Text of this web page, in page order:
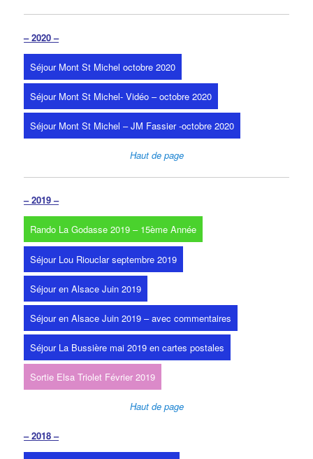
– 2020 –
Séjour Mont St Michel octobre 2020
Séjour Mont St Michel- Vidéo – octobre 2020
Séjour Mont St Michel – JM Fassier -octobre 2020
Haut de page
– 2019 –
Rando La Godasse 2019 – 15ème Année
Séjour Lou Riouclar septembre 2019
Séjour en Alsace Juin 2019
Séjour en Alsace Juin 2019 – avec commentaires
Séjour La Bussière mai 2019 en cartes postales
Sortie Elsa Triolet Février 2019
Haut de page
– 2018 –